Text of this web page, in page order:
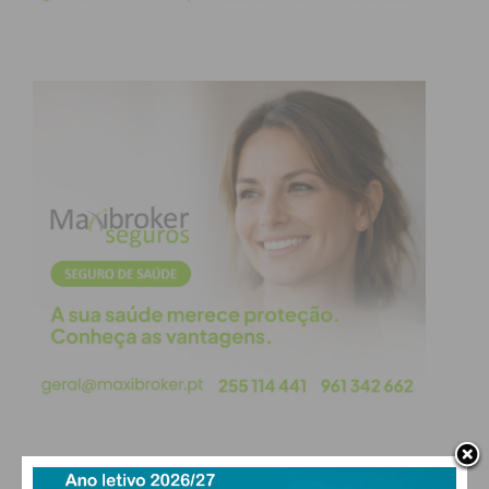
comunitários. Conheça as instituições que
receberam estes sistemas interativos:
Associação Paços 2000;
Centro de Convívio Eiriz;
Centro de Convivo de Modelos;
Centro Comunitário de Seroa.
Centro Social e Paroquial de Arreigada
Centro Social e Paroquial de Carvalhosa
Centro Social e Paroquial de Figueiró
Centro Social e Paroquial de Freamunde
Centro Social e Paroquial de Freamunde – Lar